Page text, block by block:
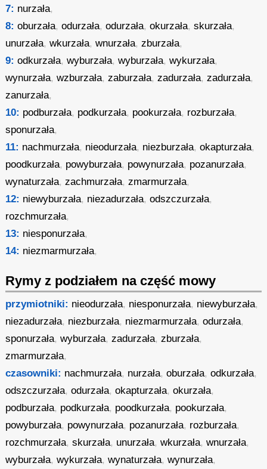
7: nurzała,
8: oburzała,odurzała,odurzała,okurzała,skurzała,
unurzała,wkurzała,wnurzała,zburzała,
9: odkurzała,wyburzała,wyburzała,wykurzała,
wynurzała,wzburzała,zaburzała,zadurzała,zadurzała,
zanurzała,
10: podburzała, podkurzała, pookurzała, rozburzała,
sponurzała,
11: nachmurzała, nieodurzała, niezburzała,okapturzała,
poodkurzała, powyburzała, powynurzała, pozanurzała,
wynaturzała,zachmurzała,zmarmurzała,
12: niewyburzała, niezadurzała,odszczurzała,
rozchmurzała,
13: niesponurzała,
14: niezmarmurzała,
Rymy z podziałem na część mowy
przymiotniki: nieodurzała, niesponurzała, niewyburzała,
niezadurzała, niezburzała, niezmarmurzała,odurzała,
sponurzała,wyburzała,zadurzała,zburzała,
zmarmurzała,
czasowniki: nachmurzała, nurzała,oburzała,odkurzała,
odszczurzała,odurzała,okapturzała,okurzała,
podburzała, podkurzała, poodkurzała, pookurzała,
powyburzała, powynurzała, pozanurzała, rozburzała,
rozchmurzała,skurzała, unurzała,wkurzała,wnurzała,
wyburzała,wykurzała,wynaturzała,wynurzała,